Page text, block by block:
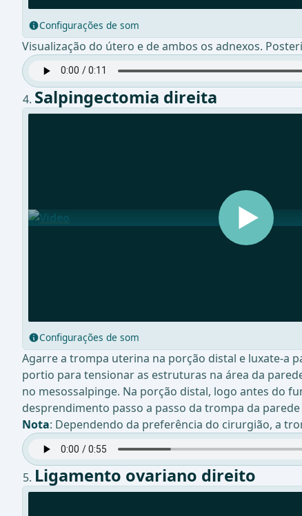
Configurações de som
Visualização do útero e de ambos os adnexos.
Salpingectomia direita
Configurações de som
Agarre a trompa uterina na porção distal e luxate-a
portio para tensionar as estruturas na área da
no mesossalpinge. Na porção distal, logo antes do
desprendimento passo a passo da trompa da
Nota: Dependendo da preferência do cirurgião, a
Ligamento ovariano direito